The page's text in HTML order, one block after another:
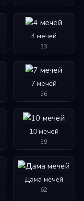
4 мечей
53
7 мечей
56
10 мечей
59
Дама мечей
62